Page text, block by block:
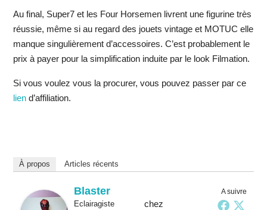
Au final, Super7 et les Four Horsemen livrent une figurine très
réussie, même si au regard des jouets vintage et MOTUC elle
manque singulièrement d’accessoires. C’est probablement le
prix à payer pour la simplification induite par le look Filmation.
Si vous voulez vous la procurer, vous pouvez passer par ce
liend’affiliation.
À propos Articles récents
A suivre
Blaster
Eclairagistechez